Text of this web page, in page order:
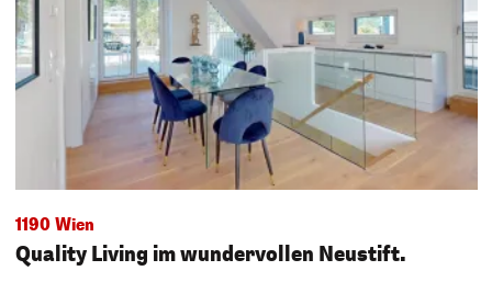
1190 Wien
Quality Living im wundervollen Neustift.